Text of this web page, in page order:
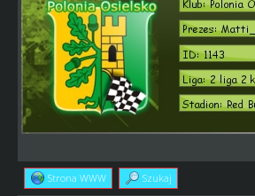
Strona WWW Szukaj